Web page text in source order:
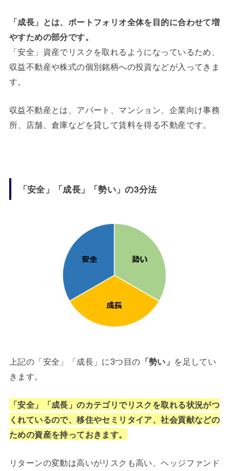
「成長」とは、ポートフォリオ全体を目的に合わせて増
やすための部分です。
「安全」資産でリスクを取れるようになっているため、
収益不動産や株式の個別銘柄への投資などが入ってきま
す。
収益不動産とは、アパート、マンション、企業向け事務
所、店舗、倉庫などを貸して賃料を得る不動産です。
「安全」「成長」「勢い」の3分法
上記の「安全」「成長」に3つ目の 「勢い」 を足してい
きます。
「安全」「成長」のカテゴリでリスクを取れる状況がつ
くれているので、移住やセミリタイア、社会貢献などの
ための資産を持っておきます。
リターンの変動は高いがリスクも高い、ヘッジファンド